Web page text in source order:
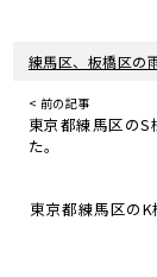
練馬区、板橋区の
< 前の記事
東京都練馬区の
た。
東京都練馬区の